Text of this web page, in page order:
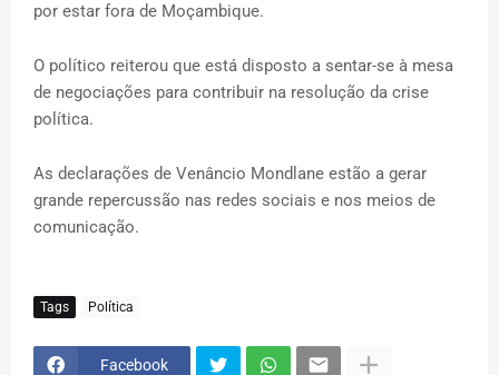
por estar fora de Moçambique.
O político reiterou que está disposto a sentar-se à mesa
de negociações para contribuir na resolução da crise
política.
As declarações de Venâncio Mondlane estão a gerar
grande repercussão nas redes sociais e nos meios de
comunicação.
Tags Política
Facebook